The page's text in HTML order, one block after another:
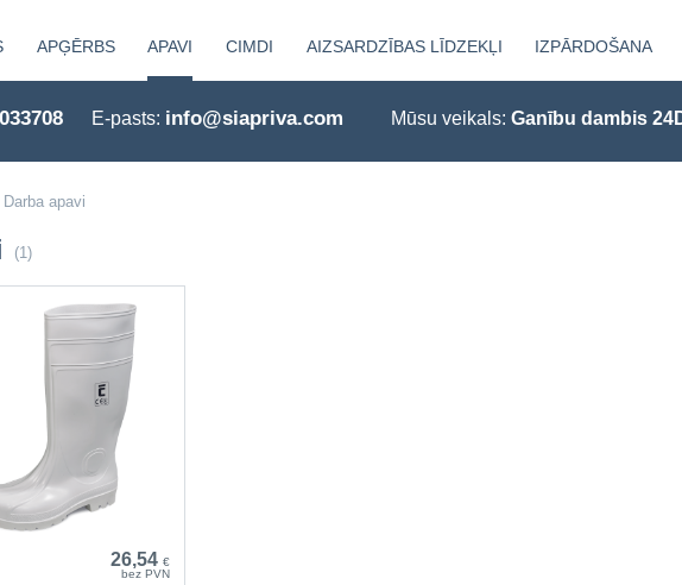
APĢĒRBS APAVI CIMDI AIZSARDZĪBAS LĪDZEKĻI IZPĀRDOŠANA
E-pasts: info@siapriva.com Mūsu veikals: Ganību dambis
Darba apavi
(1)
26,54 €
bez PVN